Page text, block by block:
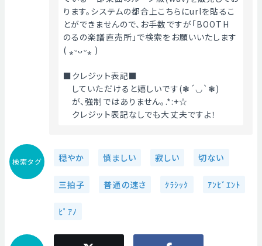
ります。システムの都合上こちらにurlを貼るこ
とができませんので、お手数ですが「BOOTH
のるの楽譜直売所」で検索をお願いいたします
( ⁎ᵕᴗᵕ⁎ )
■クレジット表記■
していただけると嬉しいです(❃´◡`❃)
が、強制ではありません｡.*:+☆
クレジット表記なしでも大丈夫ですよ！
検索タグ 穏やか 慎ましい 寂しい 切ない
三拍子 普通の速さ ｸﾗｼｯｸ ｱﾝﾋﾞｴﾝﾄ
ﾋﾟｱﾉ